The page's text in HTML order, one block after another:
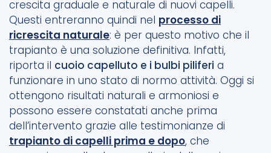
crescita graduale e naturale di nuovi capelli.
Questi entreranno quindi nel processo di
ricrescita naturale: è per questo motivo che il
trapianto è una soluzione definitiva. Infatti,
riporta il cuoio capelluto e i bulbi piliferi a
funzionare in uno stato di normo attività. Oggi si
ottengono risultati naturali e armoniosi e
possono essere constatati anche prima
dell’intervento grazie alle testimonianze di
trapianto di capelli prima e dopo, che